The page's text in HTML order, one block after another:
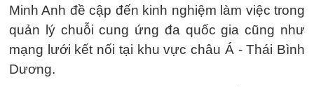
Minh Anh đề cập đến kinh nghiệm làm việc trong
quản lý chuỗi cung ứng đa quốc gia cũng như
mạng lưới kết nối tại khu vực châu Á - Thái Bình
Dương.